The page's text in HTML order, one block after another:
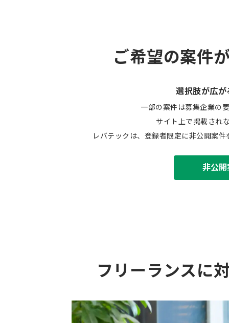
ご希望の案件
選択肢が広が
一部の案件は募集企業の
サイト上で掲載され
レバテックは、登録者限定に非公開案
非公
フリーランスに